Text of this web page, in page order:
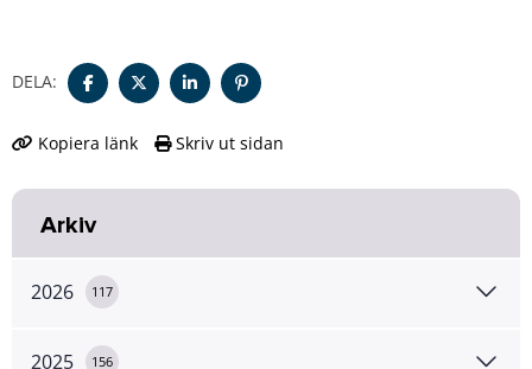
DELA:
Kopiera länk Skriv ut sidan
Arkiv
2026 117
2025 156